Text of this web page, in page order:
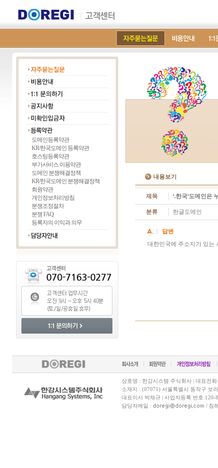
도메인등록약관
KR/한국도메인 등록약관
호스팅등록약관
부가서비스 이용약관
도메인 분쟁해결정책
KR/한국도메인 분쟁해결정책
회원약관
개인정보처리방침
분쟁조정절차
분쟁 FAQ
등록자의 이익과 의무
내용보기
제목 ‘.한국‘도메인은
분류 한글도메인
답변
대한민국에 주소지가 있는
상호명 : 한강시스템 주식회사 | 대표전
소재지 : (07071) 서울특별시 동작구 보
대표이사 박채규 | 사업자등록 번호
담당자메일 :
/ 침